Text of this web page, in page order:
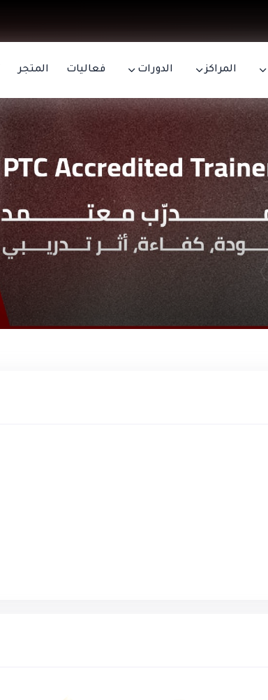
المراكز الدورات فعاليات المتجر